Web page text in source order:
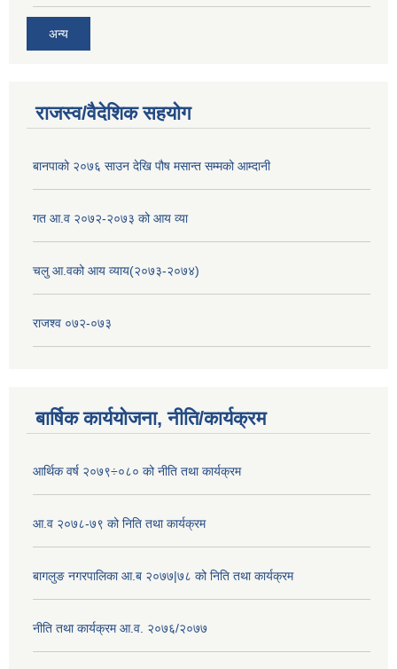
अन्य
राजस्व/वैदेशिक सहयोग
बानपाको २०७६ साउन देखि पौष मसान्त सम्मको आम्दानी
गत आ.व २०७२-२०७३ को आय व्या
चलु आ.वको आय व्याय(२०७३-२०७४)
राजश्व ०७२-०७३
बार्षिक कार्ययोजना, नीति/कार्यक्रम
आर्थिक वर्ष २०७९÷०८० को नीति तथा कार्यक्रम
आ.व २०७८-७९ को निति तथा कार्यक्रम
बागलुङ नगरपालिका आ.ब २०७७|७८ को निति तथा कार्यक्रम
नीति तथा कार्यक्रम आ.व. २०७६/२०७७